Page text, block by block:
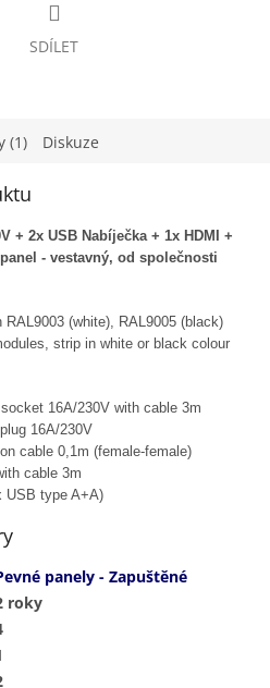
SDÍLET
(1) Diskuze
+ 2x USB Nabíječka + 1x HDMI +
- vestavný, od společnosti
RAL9003 (white), RAL9005 (black)
strip in white or black colour
16A/230V with cable 3m
16A/230V
cable 0,1m (female-female)
cable 3m
USB type A+A)
panely - Zapuštěné
roky